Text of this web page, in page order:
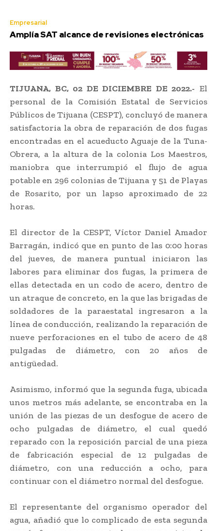
Empresarial
Amplía SAT alcance de revisiones electrónicas
TIJUANA, BC, 02 DE DICIEMBRE DE 2022.- El
personal de la Comisión Estatal de Servicios
Públicos de Tijuana (CESPT), concluyó de manera
satisfactoria la obra de reparación de dos fugas
encontradas en el acueducto Aguaje de la Tuna-
Obrera, a la altura de la colonia Los Maestros,
maniobra que interrumpió el flujo de agua
potable en 296 colonias de Tijuana y 51 de Playas
de Rosarito, por un lapso aproximado de 22
horas.
El director de la CESPT, Víctor Daniel Amador
Barragán, indicó que en punto de las 0:00 horas
del jueves, de manera puntual iniciaron las
labores para eliminar dos fugas, la primera de
ellas detectada en un codo de acero, dentro de
un atraque de concreto, en la que las brigadas de
soldadores de la paraestatal ingresaron a la
línea de conducción, realizando la reparación de
nueve perforaciones en el tubo de acero de 48
pulgadas de diámetro, con 20 años de
antigüedad.
Asimismo, informó que la segunda fuga, ubicada
unos metros más adelante, se encontraba en la
unión de las piezas de un desfogue de acero de
ocho pulgadas de diámetro, el cual quedó
reparado con la reposición parcial de una pieza
de fabricación especial de 12 pulgadas de
diámetro, con una reducción a ocho, para
continuar con el diámetro normal del desfogue.
El representante del organismo operador del
agua, añadió que lo complicado de esta segunda